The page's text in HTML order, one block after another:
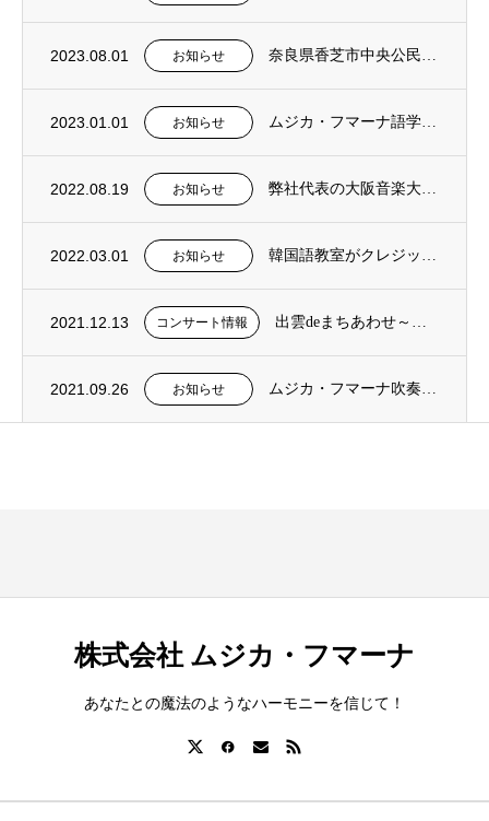
2023.08.01 お知らせ 奈良県香芝市中央公民館 社会教育事業 2023年後期 韓国語入門講座を担当
2023.01.01 お知らせ ムジカ・フマーナ語学教室に、『日本語クラス』を新設。
2022.08.19 お知らせ 弊社代表の大阪音楽大学非常勤講師就任のお知らせ
2022.03.01 お知らせ 韓国語教室がクレジット決済に対応しました。
2021.12.13 コンサート情報 出雲deまちあわせ～地域と音楽家を結ぶ音楽会～ コンサート開催！
2021.09.26 お知らせ ムジカ・フマーナ吹奏楽団のHPが公開されました。
株式会社 ムジカ・フマーナ
あなたとの魔法のようなハーモニーを信じて！